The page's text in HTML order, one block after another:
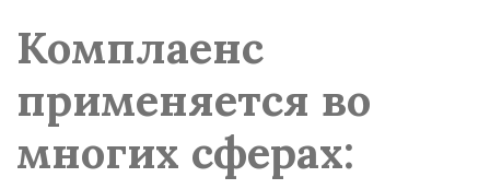
Комплаенс
применяется во
многих сферах: